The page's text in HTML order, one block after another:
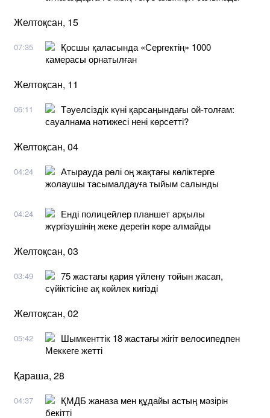
Желтоқсан, 15
07:35
Қосшы қаласында «Сергектің» 1000
камерасы орнатылған
Желтоқсан, 11
06:11
Тәуелсіздік күні қарсаңындағы ой-толғам:
сауалнама нәтижесі нені көрсетті?
Желтоқсан, 04
04:24
Атырауда рөлі оң жақтағы көліктерге
жолаушы тасымалдауға тыйым салынды
04:24
Енді полицейлер планшет арқылы
жүргізушінің жеке дерегін көре алмайды
Желтоқсан, 03
03:49
75 жастағы қария үйлену тойын жасап,
сүйіктісіне ақ көйлек кигізді
Желтоқсан, 02
05:42
Шымкенттік 18 жастағы жігіт велосипедпен
Меккеге жетті
Қараша, 28
04:37
ҚМДБ жаназа мен құдайы астың мәзірін
бекітті